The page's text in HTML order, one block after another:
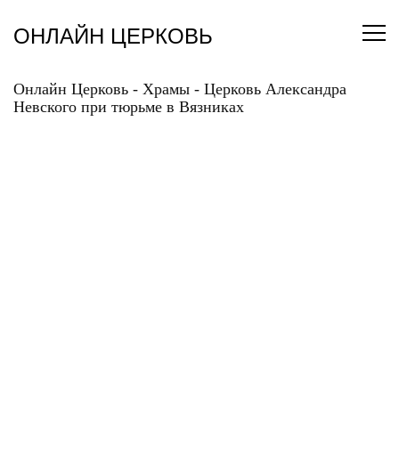
содержанию
ОНЛАЙН ЦЕРКОВЬ
Онлайн Церковь - Храмы - Церковь Александра
Невского при тюрьме в Вязниках